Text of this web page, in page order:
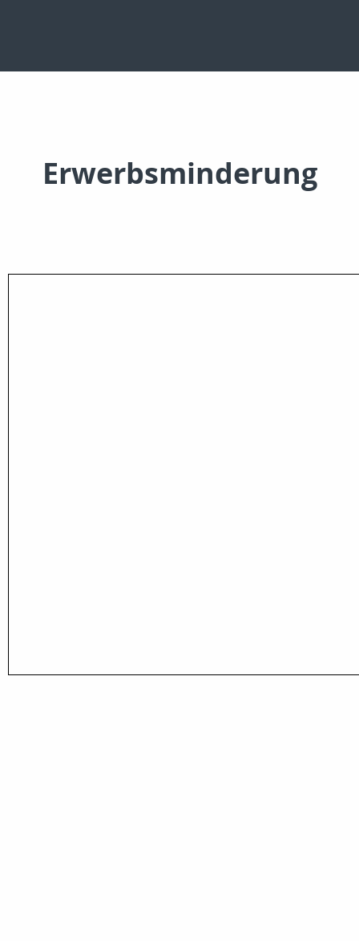
Erwerbsminderung